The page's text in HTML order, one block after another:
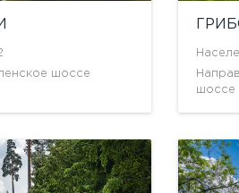
шоссе
шоссе